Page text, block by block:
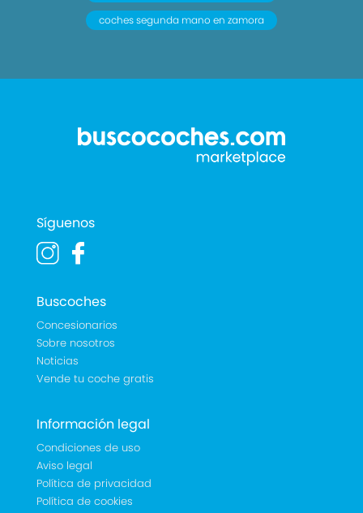
coches segunda mano en zamora
Síguenos
Buscoches
Concesionarios
Sobre nosotros
Noticias
Vende tu coche gratis
Información legal
Condiciones de uso
Aviso legal
Política de privacidad
Política de cookies